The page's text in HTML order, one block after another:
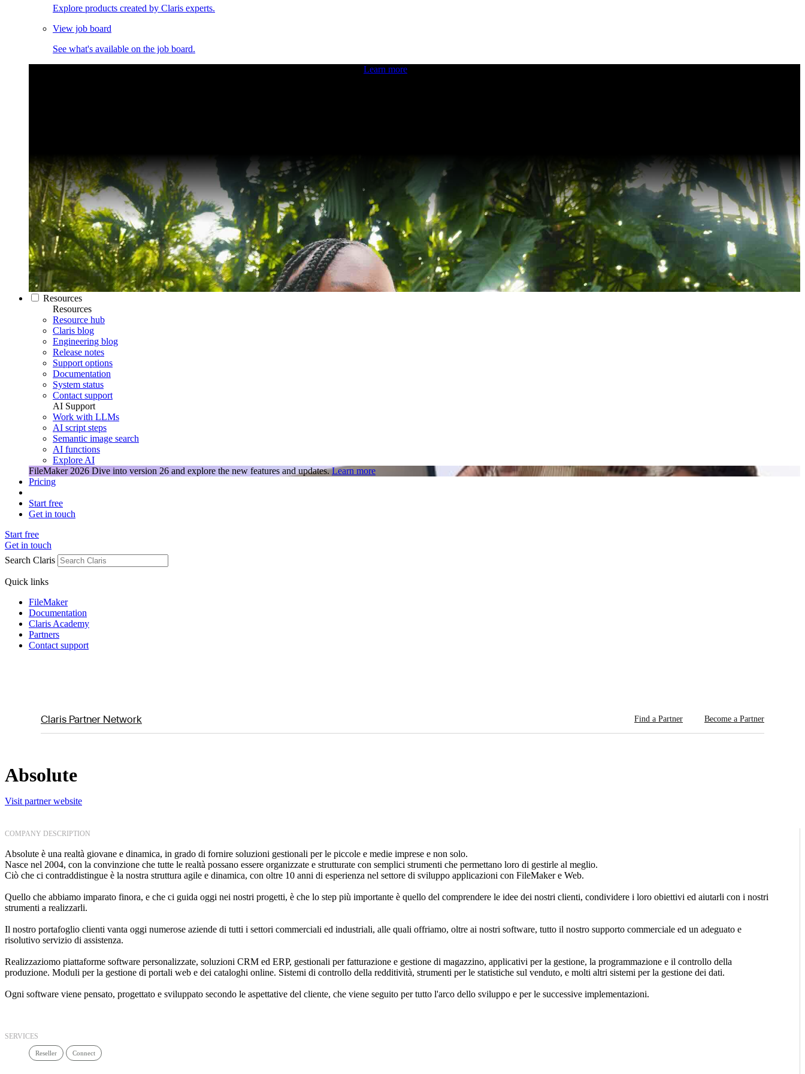
Explore products created by Claris experts.
View job board
See what's available on the job board.
Learn more
Resources
Resources
Resource hub
Claris blog
Engineering blog
Release notes
Support options
Documentation
System status
Contact support
AI Support
Work with LLMs
AI script steps
Semantic image search
AI functions
Explore AI
FileMaker 2026 Dive into version 26 and explore the new features and updates. Learn more
Pricing
Start free
Get in touch
Start free
Get in touch
Search Claris
Quick links
FileMaker
Documentation
Claris Academy
Partners
Contact support
Claris Partner Network Find a Partner Become a Partner
Absolute
Visit partner website
COMPANY DESCRIPTION
Absolute è una realtà giovane e dinamica, in grado di fornire soluzioni gestionali per le piccole e medie imprese e non solo.
Nasce nel 2004, con la convinzione che tutte le realtà possano essere organizzate e strutturate con semplici strumenti che permettano loro di gestirle al meglio.
Ciò che ci contraddistingue è la nostra struttura agile e dinamica, con oltre 10 anni di esperienza nel settore di sviluppo applicazioni con FileMaker e Web.
Quello che abbiamo imparato finora, e che ci guida oggi nei nostri progetti, è che lo step più importante è quello del comprendere le idee dei nostri clienti, condividere i loro obiettivi ed aiutarli con i nostri
strumenti a realizzarli.
Il nostro portafoglio clienti vanta oggi numerose aziende di tutti i settori commerciali ed industriali, alle quali offriamo, oltre ai nostri software, tutto il nostro supporto commerciale ed un adeguato e
risolutivo servizio di assistenza.
Realizzaziomo piattaforme software personalizzate, soluzioni CRM ed ERP, gestionali per fatturazione e gestione di magazzino, applicativi per la gestione, la programmazione e il controllo della
produzione. Moduli per la gestione di portali web e dei cataloghi online. Sistemi di controllo della redditività, strumenti per le statistiche sul venduto, e molti altri sistemi per la gestione dei dati.
Ogni software viene pensato, progettato e sviluppato secondo le aspettative del cliente, che viene seguito per tutto l'arco dello sviluppo e per le successive implementazioni.
SERVICES
Reseller Connect